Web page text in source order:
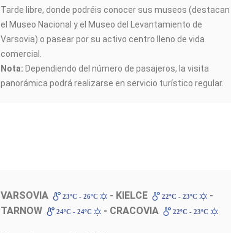
Tarde libre, donde podréis conocer sus museos (destacan
el Museo Nacional y el Museo del Levantamiento de
Varsovia) o pasear por su activo centro lleno de vida
comercial.
Nota: Dependiendo del número de pasajeros, la visita
panorámica podrá realizarse en servicio turístico regular.
VARSOVIA 23ºC - 26ºC - KIELCE 22ºC - 23ºC
-
TARNOW
24ºC - 24ºC - CRACOVIA 22ºC - 23ºC